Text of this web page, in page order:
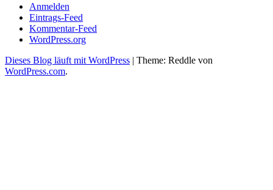
Anmelden
Eintrags-Feed
Kommentar-Feed
WordPress.org
Dieses Blog läuft mit WordPress | Theme: Reddle von
WordPress.com.